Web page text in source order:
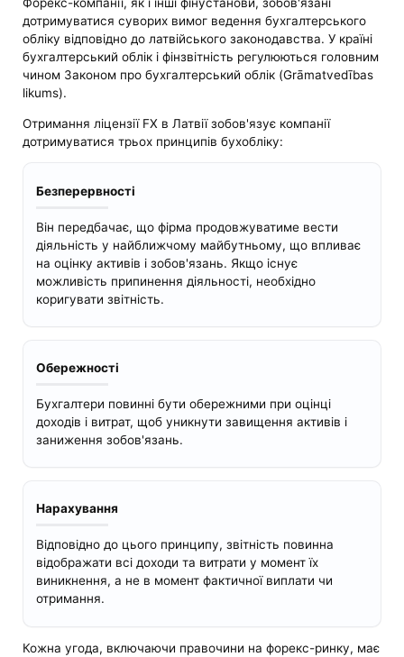
дотримуватися суворих вимог ведення бухгалтерського
обліку відповідно до латвійського законодавства. У країні
бухгалтерський облік і фінзвітність регулюються головним
чином Законом про бухгалтерський облік (Grāmatvedības
likums).
Отримання ліцензії FX в Латвії зобов'язує компанії
дотримуватися трьох принципів бухобліку:
Безперервності
Він передбачає, що фірма продовжуватиме вести
діяльність у найближчому майбутньому, що впливає
на оцінку активів і зобов'язань. Якщо існує
можливість припинення діяльності, необхідно
коригувати звітність.
Обережності
Бухгалтери повинні бути обережними при оцінці
доходів і витрат, щоб уникнути завищення активів і
заниження зобов'язань.
Нарахування
Відповідно до цього принципу, звітність повинна
відображати всі доходи та витрати у момент їх
виникнення, а не в момент фактичної виплати чи
отримання.
Кожна угода, включаючи правочини на форекс-ринку, має